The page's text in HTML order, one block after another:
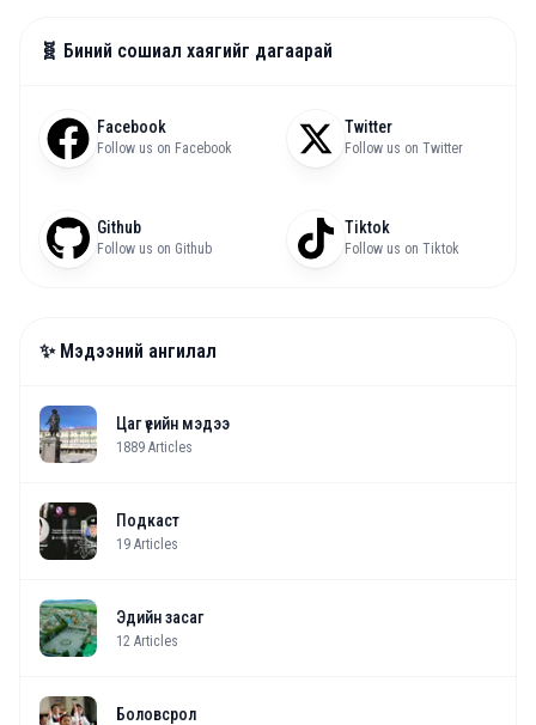
🧬 Биний сошиал хаягийг дагаарай
Facebook
Follow us on Facebook
Twitter
Follow us on Twitter
Github
Follow us on Github
Tiktok
Follow us on Tiktok
✨ Мэдээний ангилал
Цаг үеийн мэдээ
1889 Articles
Подкаст
19 Articles
Эдийн засаг
12 Articles
Боловсрол